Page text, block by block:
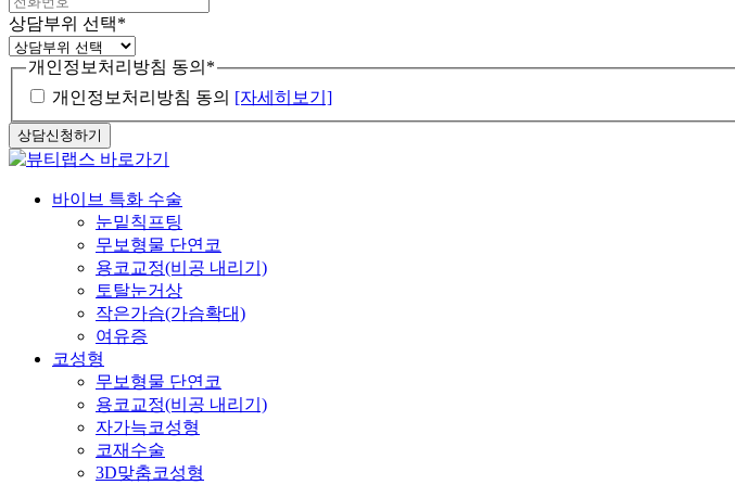
상담부위 선택*
개인정보처리방침 동의 *
개인정보처리방침 동의 [자세히보기]
Close
바이브 특화 수술
눈밑칙프팅
무보형물 단연코
용코교정(비공 내리기)
토탈눈거상
작은가슴(가슴확대)
여유증
코성형
무보형물 단연코
용코교정(비공 내리기)
자가늑코성형
코재수술
3D맞춤코성형